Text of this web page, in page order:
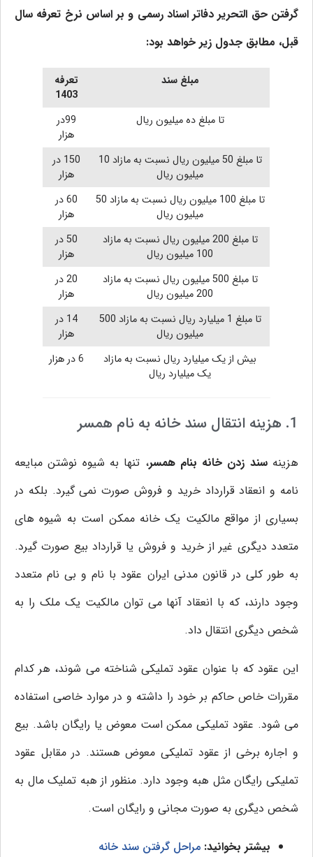
گرفتن حق التحریر دفاتر اسناد رسمی و بر اساس نرخ تعرفه سال
قبل، مطابق جدول زیر خواهد بود:
مبلغ سند
تعرفه
1403
تا مبلغ ده میلیون ریال
99در
هزار
تا مبلغ 50 میلیون ریال نسبت به مازاد 10
میلیون ریال
150 در
هزار
تا مبلغ 100 میلیون ریال نسبت به مازاد 50
میلیون ریال
60 در
هزار
تا مبلغ 200 میلیون ریال نسبت به مازاد
100 میلیون ریال
50 در
هزار
تا مبلغ 500 میلیون ریال نسبت به مازاد
200 میلیون ریال
20 در
هزار
تا مبلغ 1 میلیارد ریال نسبت به مازاد 500
میلیون ریال
14 در
هزار
بیش از یک میلیارد ریال نسبت به مازاد
یک میلیارد ریال
6 در هزار
1. هزینه انتقال سند خانه به نام همسر
هزینهسند زدن خانه بنام همسر، تنها به شیوه نوشتن مبایعه
نامه و انعقاد قرارداد خرید و فروش صورت نمی گیرد. بلکه در
بسیاری از مواقع مالکیت یک خانه ممکن است به شیوه های
متعدد دیگری غیر از خرید و فروش یا قرارداد بیع صورت گیرد.
به طور کلی در قانون مدنی ایران عقود با نام و بی نام متعدد
وجود دارند، که با انعقاد آنها می توان مالکیت یک ملک را به
شخص دیگری انتقال داد.
این عقود که با عنوان عقود تملیکی شناخته می شوند، هر کدام
مقررات خاص حاکم بر خود را داشته و در موارد خاصی استفاده
می شود. عقود تملیکی ممکن است معوض یا رایگان باشد. بیع
و اجاره برخی از عقود تملیکی معوض هستند. در مقابل عقود
تملیکی رایگان مثل هبه وجود دارد. منظور از هبه تملیک مال به
شخص دیگری به صورت مجانی و رایگان است.
بیشتر بخوانید: مراحل گرفتن سند خانه